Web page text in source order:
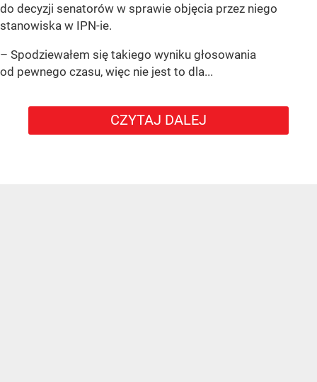
do decyzji senatorów w sprawie objęcia przez niego
stanowiska w IPN-ie.
– Spodziewałem się takiego wyniku głosowania
od pewnego czasu, więc nie jest to dla...
CZYTAJ DALEJ